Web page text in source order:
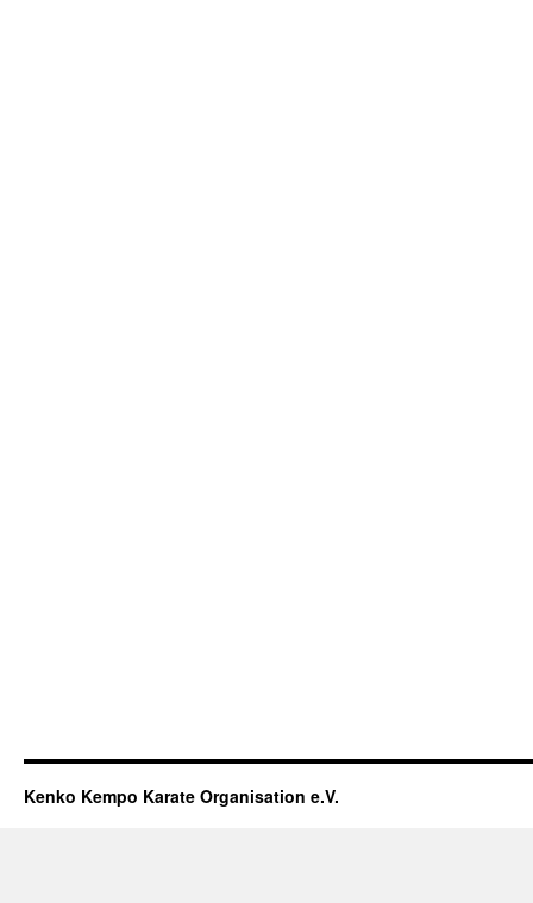
Kenko Kempo Karate Organisation e.V.